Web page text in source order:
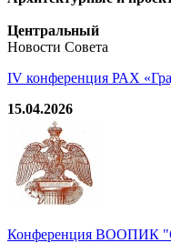
Центральный
Новости Совета
IV конференция РАХ
15.04.2026
Конференция ВООПИК